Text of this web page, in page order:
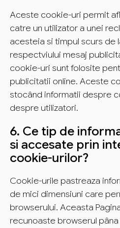
Aceste cookie-uri permit
catre un utilizator a unei
acesteia si timpul scurs de
respectviului mesaj
cookie-uri sunt folosite
publicitatii online. Aceste
stocând informatii despre
despre utilizatori.
6. Ce tip de
si accesate prin
cookie-urilor?
Cookie-urile pastreaza
de mici dimensiuni care
browserului. Aceasta
recunoaste browserul